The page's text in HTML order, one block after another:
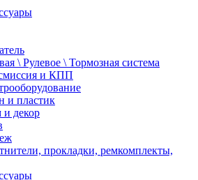
\ Рулевое \ Тормозная система
и КПП
и пластик
декор
прокладки, ремкомплекты,